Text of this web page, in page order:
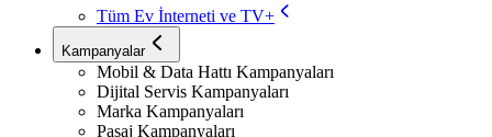
Tüm Ev İnterneti ve TV+
Kampanyalar
Mobil & Data Hattı Kampanyaları
Dijital Servis Kampanyaları
Marka Kampanyaları
Pasaj Kampanyaları